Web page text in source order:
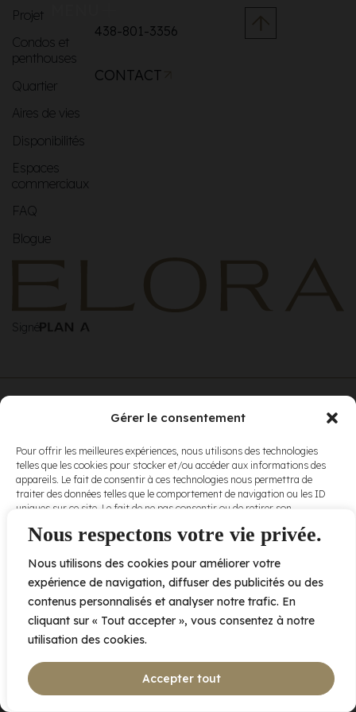
Nous respectons votre vie privée.
Nous utilisons des cookies pour améliorer votre
expérience de navigation, diffuser des publicités ou des
contenus personnalisés et analyser notre trafic. En
cliquant sur « Tout accepter », vous consentez à notre
utilisation des cookies.
Accepter tout
Gérer le consentement
Pour offrir les meilleures expériences, nous utilisons des technologies
telles que les cookies pour stocker et/ou accéder aux informations des
appareils. Le fait de consentir à ces technologies nous permettra de
traiter des données telles que le comportement de navigation ou les ID
uniques sur ce site. Le fait de ne pas consentir ou de retirer son
et fonctions.
Accepter
Refuser
Projet
Condos et
penthouses
Quartier
Aires de vies
Disponibilités
Espaces
commerciaux
FAQ
Blogue
438-801-3356
CONTACT
Signé
conditions
d’utilisationet
nospolitiques
de
confidentialité .
2005 av. de Bois-de-Boulogne, Laval QC H7N 0J7